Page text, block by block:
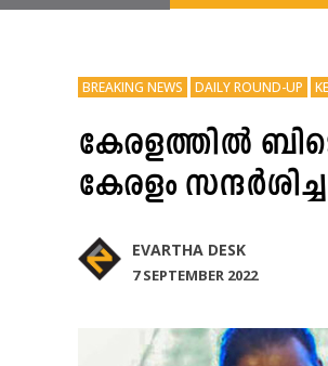
BREAKING NEWS DAILY ROUND-UP
കേരളത്തിൽ
കേരളം സന്ദർശിച്ച
EVARTHA DESK
7 SEPTEMBER 2022